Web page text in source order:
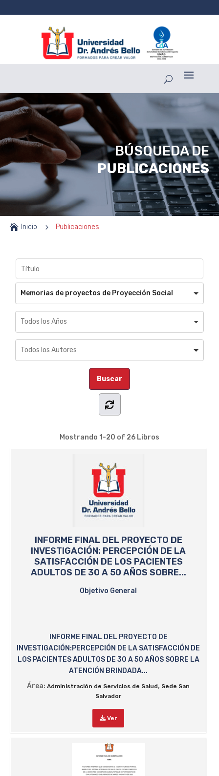
BÚSQUEDA DE
PUBLICACIONES
 Inicio 5 Publicaciones
Memorias de proyectos de Proyección Social
Mostrando 1-20 of 26 Libros
INFORME FINAL DEL PROYECTO DE
INVESTIGACIÓN: PERCEPCIÓN DE LA
SATISFACCIÓN DE LOS PACIENTES
ADULTOS DE 30 A 50 AÑOS SOBRE...
Objetivo General
INFORME FINAL DEL PROYECTO DE
INVESTIGACIÓN:PERCEPCIÓN DE LA SATISFACCIÓN DE
LOS PACIENTES ADULTOS DE 30 A 50 AÑOS SOBRE LA
ATENCIÓN BRINDADA...
Área: Administración de Servicios de Salud, Sede San
Salvador
Ver